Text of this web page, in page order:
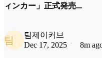
ィンカー」正式発売...
팀
팀제이커브
Dec 17, 2025
8m